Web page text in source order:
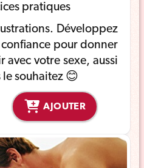
pratiques
Développez
pour donner
avec votre sexe, aussi
le souhaitez 😊
AJOUTER